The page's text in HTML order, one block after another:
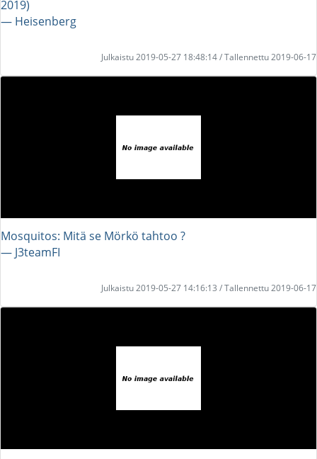
2019)
― Heisenberg
Julkaistu 2019-05-27 18:48:14 / Tallennettu 2019-06-17
Mosquitos: Mitä se Mörkö tahtoo ?
― J3teamFI
Julkaistu 2019-05-27 14:16:13 / Tallennettu 2019-06-17